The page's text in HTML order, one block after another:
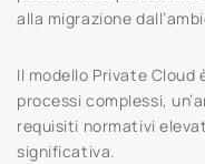
alla migrazione
Il modello Private Cloud
processi complessi,
requisiti normativi
significativa.